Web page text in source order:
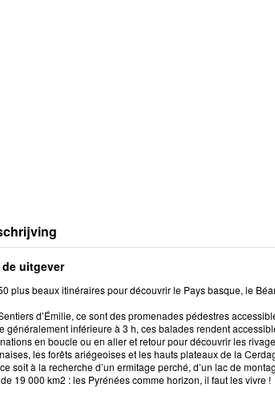
de uitgever
plus beaux itinéraires pour découvrir le Pays basque, le
d’Émilie, ce sont des promenades pédestres
généralement inférieure à 3 h, ces balades rendent
en boucle ou en aller et retour pour découvrir les
les forêts ariégeoises et les hauts plateaux de la
soit à la recherche d’un ermitage perché, d’un lac de
19 000 km2 : les Pyrénées comme horizon, il faut les vivre !